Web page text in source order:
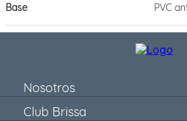
Base PVC
Nosotros
Club Brissa